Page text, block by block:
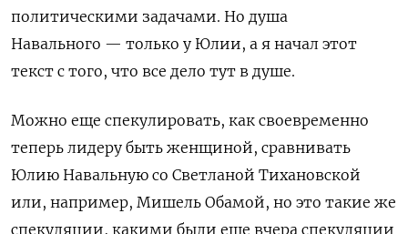
политическими задачами. Но душа
Навального — только у Юлии, а я начал этот
текст с того, что все дело тут в душе.
Можно еще спекулировать, как своевременно
теперь лидеру быть женщиной, сравнивать
Юлию Навальную со Светланой Тихановской
или, например, Мишель Обамой, но это такие же
спекуляции, какими были еще вчера спекуляции